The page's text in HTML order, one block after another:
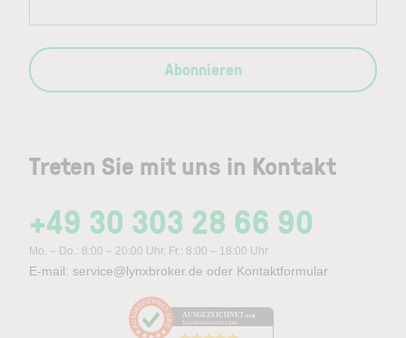
Treten Sie mit uns in Kontakt
+49 30 303 28 66 90
Mo. – Do.: 8:00 – 20:00 Uhr, Fr.: 8:00 – 18:00 Uhr
E-mail: service@lynxbroker.de oder Kontaktformular
AUSGEZEICHNET .org
Kundenbewertungen
Abonnieren